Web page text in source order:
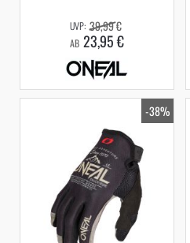
AB 23,95 €
39,99 €
-38%